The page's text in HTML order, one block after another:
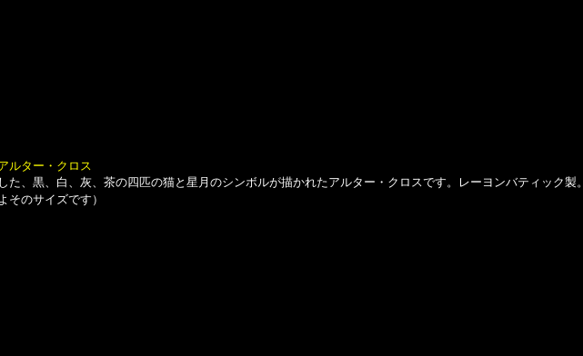
ルター・クロス
、黒、白、灰、茶の四匹の猫と星月のシンボルが描かれたアルター・クロスです。レーヨンバティック製。
そのサイズです）